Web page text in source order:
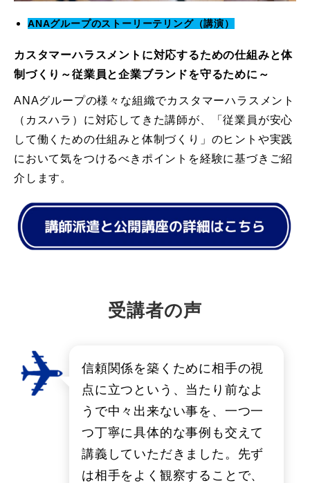
ANAグループのストーリーテリング（講演）
カスタマーハラスメントに対応するための仕組みと体
制づくり～従業員と企業ブランドを守るために～
ANAグループの様々な組織でカスタマーハラスメント
（カスハラ）に対応してきた講師が、「従業員が安心
して働くための仕組みと体制づくり」のヒントや実践
において気をつけるべきポイントを経験に基づきご紹
介します。
受講者の声
信頼関係を築くために相手の視
点に立つという、当たり前なよ
うで中々出来ない事を、一つ一
つ丁寧に具体的な事例も交えて
講義していただきました。先ず
は相手をよく観察することで、